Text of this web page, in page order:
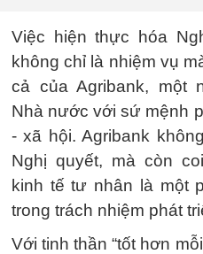
Việc hiện thực hóa
không chỉ là nhiệm vụ
cả của Agribank, một
Nhà nước với sứ mệnh
- xã hội. Agribank
Nghị quyết, mà còn
kinh tế tư nhân là một
trong trách nhiệm phát
Với tinh thần “tốt hơn